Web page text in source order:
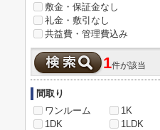
敷金・保証金なし
礼金・敷引なし
共益費・管理費込み
1件が該当
間取り
ワンルーム
1K
1DK
1LDK